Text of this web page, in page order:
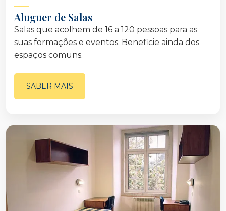
Aluguer de Salas
Salas que acolhem de 16 a 120 pessoas para as
suas formações e eventos. Beneficie ainda dos
espaços comuns.
SABER MAIS